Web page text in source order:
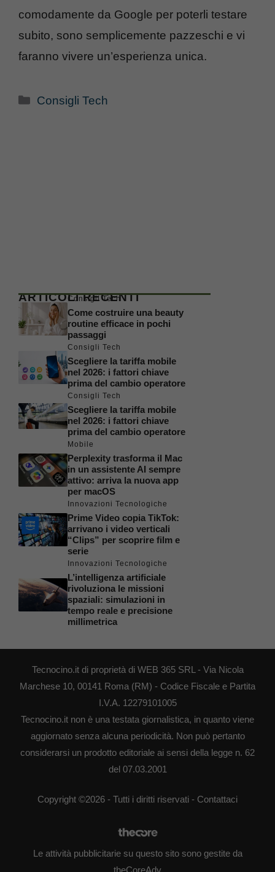
comodamente da Google per poterli testare
subito, sono semplicemente pazzeschi e vi
faranno vivere un’esperienza unica.
Categorie
Consigli Tech
ARTICOLI RECENTI
Consigli Tech
Come costruire una beauty
routine efficace in pochi
passaggi
Consigli Tech
Scegliere la tariffa mobile
nel 2026: i fattori chiave
prima del cambio operatore
Consigli Tech
Scegliere la tariffa mobile
nel 2026: i fattori chiave
prima del cambio operatore
Mobile
Perplexity trasforma il Mac
in un assistente AI sempre
attivo: arriva la nuova app
per macOS
Innovazioni Tecnologiche
Prime Video copia TikTok:
arrivano i video verticali
“Clips” per scoprire film e
serie
Innovazioni Tecnologiche
L’intelligenza artificiale
rivoluziona le missioni
spaziali: simulazioni in
tempo reale e precisione
millimetrica
Tecnocino.it di proprietà di WEB 365 SRL - Via Nicola
Marchese 10, 00141 Roma (RM) - Codice Fiscale e Partita
I.V.A. 12279101005
Tecnocino.it non è una testata giornalistica, in quanto viene
aggiornato senza alcuna periodicità. Non può pertanto
considerarsi un prodotto editoriale ai sensi della legge n. 62
del 07.03.2001
Copyright ©2026 - Tutti i diritti riservati - Contattaci
Le attività pubblicitarie su questo sito sono gestite da